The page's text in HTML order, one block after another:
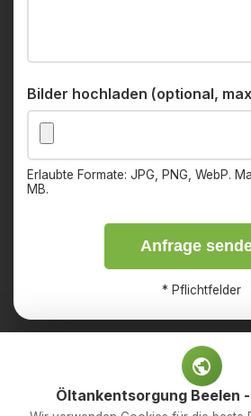
Bilder hochladen (optional,
Erlaubte Formate: JPG, PNG, WebP.
MB.
Anfrage
* Pflichtfelder
Impressum
Öltankentsorgung Beelen